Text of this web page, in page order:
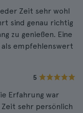
Zeit sehr wohl
sind genau richtig
zu genießen. Eine
empfehlenswert
5
Erfahrung war
sehr persönlich